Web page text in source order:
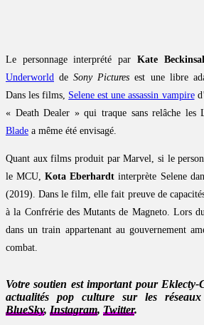
Le personnage interprété par Kate
Underworld deSony Pictures est une libre
Dans les films, Selene est une assassin vampire
« Death Dealer » qui traque sans relâche les
Blade a même été envisagé.
Quant aux films produit par Marvel, si le
le MCU,Kota Eberhardt interprète Selene
(2019). Dans le film, elle fait preuve de
à la Confrérie des Mutants de Magneto. Lors
dans un train appartenant au gouvernement
combat.
Votre soutien est important pour Eklecty-
actualités pop culture sur les
BlueSky, Instagram, Twitter.